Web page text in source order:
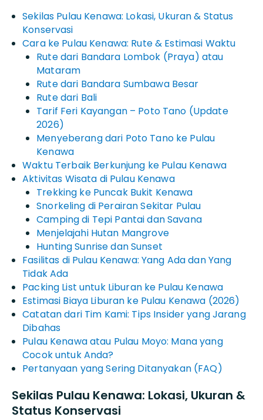
Sekilas Pulau Kenawa: Lokasi, Ukuran & Status
Konservasi
Cara ke Pulau Kenawa: Rute & Estimasi Waktu
Rute dari Bandara Lombok (Praya) atau
Mataram
Rute dari Bandara Sumbawa Besar
Rute dari Bali
Tarif Feri Kayangan – Poto Tano (Update
2026)
Menyeberang dari Poto Tano ke Pulau
Kenawa
Waktu Terbaik Berkunjung ke Pulau Kenawa
Aktivitas Wisata di Pulau Kenawa
Trekking ke Puncak Bukit Kenawa
Snorkeling di Perairan Sekitar Pulau
Camping di Tepi Pantai dan Savana
Menjelajahi Hutan Mangrove
Hunting Sunrise dan Sunset
Fasilitas di Pulau Kenawa: Yang Ada dan Yang
Tidak Ada
Packing List untuk Liburan ke Pulau Kenawa
Estimasi Biaya Liburan ke Pulau Kenawa (2026)
Catatan dari Tim Kami: Tips Insider yang Jarang
Dibahas
Pulau Kenawa atau Pulau Moyo: Mana yang
Cocok untuk Anda?
Pertanyaan yang Sering Ditanyakan (FAQ)
Sekilas Pulau Kenawa: Lokasi, Ukuran &
Status Konservasi